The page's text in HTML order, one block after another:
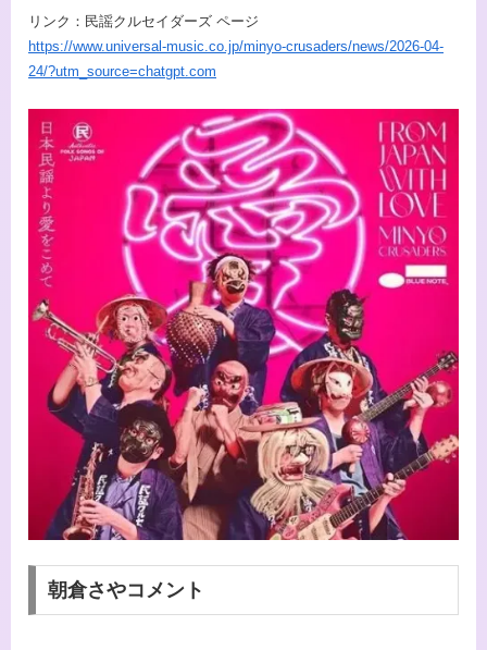
リンク：民謡クルセイダーズ ページ
https://www.universal-music.co.jp/minyo-crusaders/news/2026-04-
24/?utm_source=chatgpt.com
朝倉さやコメント